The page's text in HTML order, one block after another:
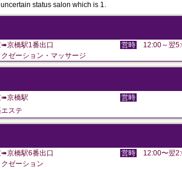
status salon which is 1.
京橋駅1番出口 営時 12:00～翌
クゼーション・マッサージ
➠京橋駅 営時
ステ
京橋駅6番出口 営時 12:00〜翌
クゼーション